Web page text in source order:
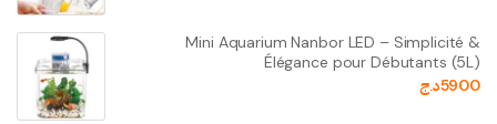
Mini Aquarium Nanbor LED – Simplicité &
Élégance pour Débutants (5L)
5900د.ج